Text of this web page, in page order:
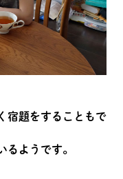
宿題をすることもで
るようです。